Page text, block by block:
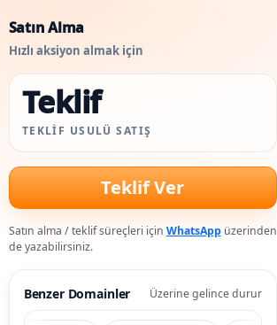
Satın Alma
Hızlı aksiyon almak için
Teklif
TEKLIF USULÜ SATIŞ
Teklif Ver
Satın alma / teklif süreçleri için WhatsAppüzerinden
de yazabilirsiniz.
Benzer Domainler Üzerine gelince durur